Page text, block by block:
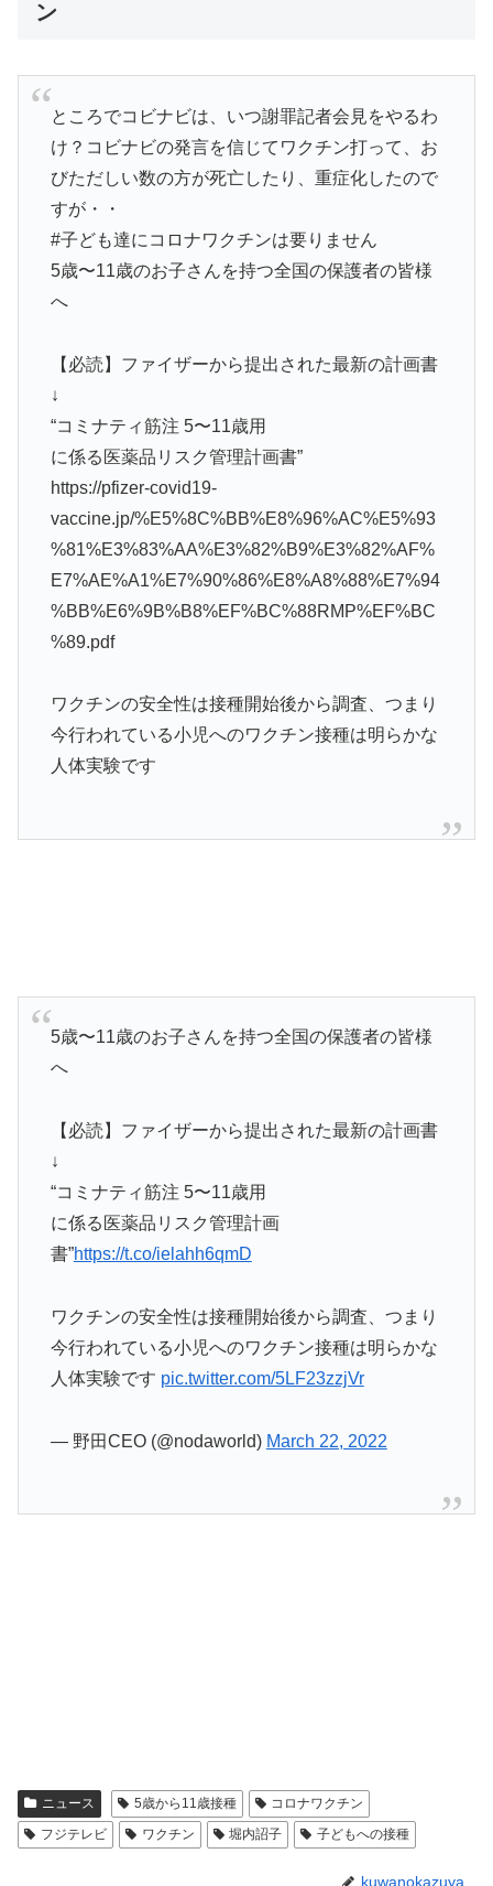
ン
ところでコビナビは、いつ謝罪記者会見をやるわ
け？コビナビの発言を信じてワクチン打って、お
びただしい数の方が死亡したり、重症化したので
すが・・
#子ども達にコロナワクチンは要りません
5歳〜11歳のお子さんを持つ全国の保護者の皆様
へ
【必読】ファイザーから提出された最新の計画書
↓
“コミナティ筋注 5〜11歳用
に係る医薬品リスク管理計画書”
https://pfizer-covid19-
vaccine.jp/%E5%8C%BB%E8%96%AC%E5%93
%81%E3%83%AA%E3%82%B9%E3%82%AF%
E7%AE%A1%E7%90%86%E8%A8%88%E7%94
%BB%E6%9B%B8%EF%BC%88RMP%EF%BC
%89.pdf
ワクチンの安全性は接種開始後から調査、つまり
今行われている小児へのワクチン接種は明らかな
人体実験です
5歳〜11歳のお子さんを持つ全国の保護者の皆様
へ
【必読】ファイザーから提出された最新の計画書
↓
“コミナティ筋注 5〜11歳用
に係る医薬品リスク管理計画
書”https://t.co/ielahh6qmD
ワクチンの安全性は接種開始後から調査、つまり
今行われている小児へのワクチン接種は明らかな
人体実験です pic.twitter.com/5LF23zzjVr
— 野田CEO (@nodaworld) March 22, 2022
ニュース 5歳から11歳接種
コロナワクチン
フジテレビ
ワクチン 堀内詔子 子どもへの接種
kuwanokazuya